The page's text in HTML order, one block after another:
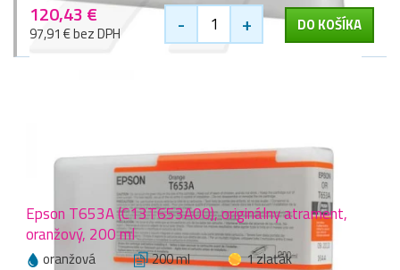
120,43 €
97,91 € bez DPH - + DO KOŠÍKA
Epson T653A (C13T653A00), originálny atrament,
oranžový, 200 ml
oranžová 200 ml
1 zlaťák